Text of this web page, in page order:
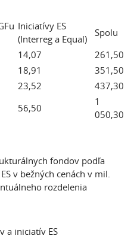
Iniciatívy ES
(Interreg a Equal)
Spolu
14,07
261,50
18,91
351,50
23,52
437,30
56,50
1
050,30
fondov podľa
v bežných cenách v mil.
rozdelenia
a iniciatív ES